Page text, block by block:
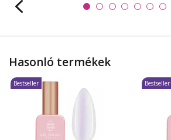
Hasonló termékek
Bestseller Bestseller